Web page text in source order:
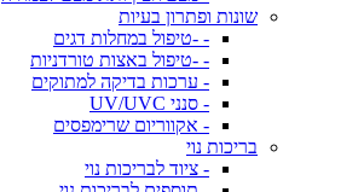
שונות ופתרון בעיות
- -טיפול במחלות דגים
- -טיפול באצות טורדניות
- ערכות בדיקה למתוקים
- סנני UV/UVC
- אקווריום שרימפסים
בריכות נוי
- ציוד לבריכות נוי